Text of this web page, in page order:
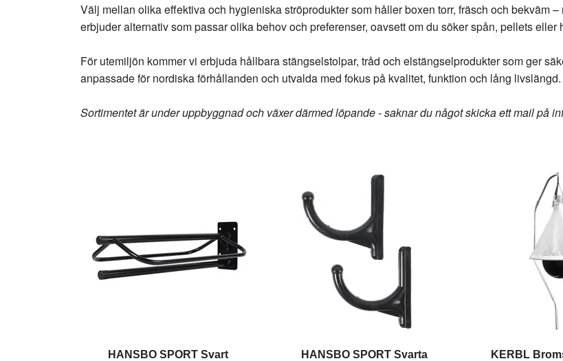
Välj mellan olika effektiva och hygieniska ströprodukter som håller boxen torr, fräsch och bekväm
erbjuder alternativ som passar olika behov och preferenser, oavsett om du söker spån, pellets eller
För utemiljön kommer vi erbjuda hållbara stängselstolpar, tråd och elstängselprodukter som ger
anpassade för nordiska förhållanden och utvalda med fokus på kvalitet, funktion och lång livslängd.
Sortimentet är under uppbyggnad och växer därmed löpande - saknar du något skicka ett mail på
HANSBO SPORT Svart
HANSBO SPORT Svarta
KERBL